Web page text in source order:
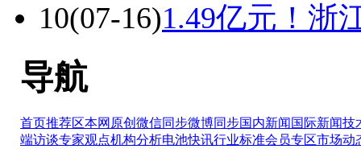
10(07-16)1.49亿元！浙
导航
首页推荐区本网原创 微信同步微博同步国内新闻 国际新闻技
端访谈专家观点机构分析电池快讯行业标准会员专区市场动